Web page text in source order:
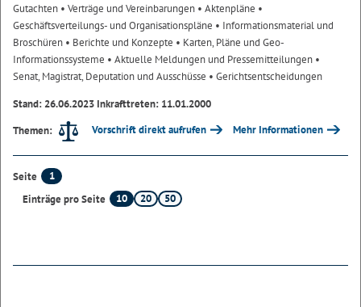
Gutachten • Verträge und Vereinbarungen • Aktenpläne •
Geschäftsverteilungs- und Organisationspläne • Informationsmaterial und
Broschüren • Berichte und Konzepte • Karten, Pläne und Geo-
Informationssysteme • Aktuelle Meldungen und Pressemitteilungen •
Senat, Magistrat, Deputation und Ausschüsse • Gerichtsentscheidungen
Stand: 26.06.2023 Inkrafttreten: 11.01.2000
Themen:
Vorschrift direkt aufrufen Mehr Informationen
Seite
1
Einträge pro Seite
10 20 50